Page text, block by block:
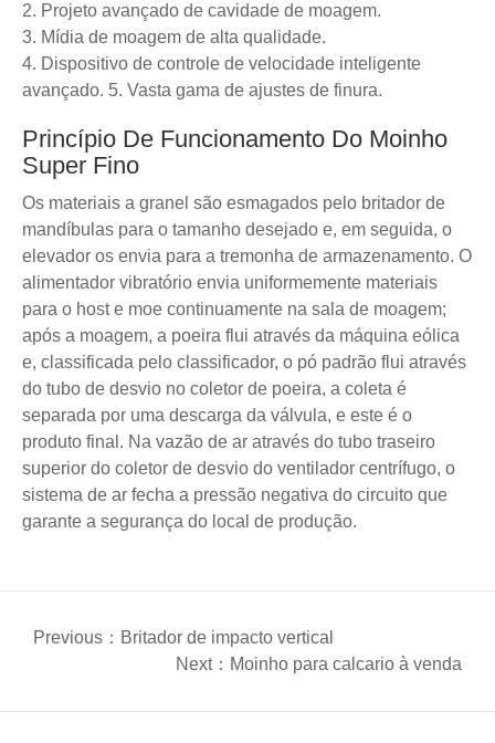
2. Projeto avançado de cavidade de moagem.
3. Mídia de moagem de alta qualidade.
4. Dispositivo de controle de velocidade inteligente
avançado. 5. Vasta gama de ajustes de finura.
Princípio De Funcionamento Do Moinho
Super Fino
Os materiais a granel são esmagados pelo britador de
mandíbulas para o tamanho desejado e, em seguida, o
elevador os envia para a tremonha de armazenamento. O
alimentador vibratório envia uniformemente materiais
para o host e moe continuamente na sala de moagem;
após a moagem, a poeira flui através da máquina eólica
e, classificada pelo classificador, o pó padrão flui através
do tubo de desvio no coletor de poeira, a coleta é
separada por uma descarga da válvula, e este é o
produto final. Na vazão de ar através do tubo traseiro
superior do coletor de desvio do ventilador centrífugo, o
sistema de ar fecha a pressão negativa do circuito que
garante a segurança do local de produção.
Previous：Britador de impacto vertical
Next：Moinho para calcario à venda